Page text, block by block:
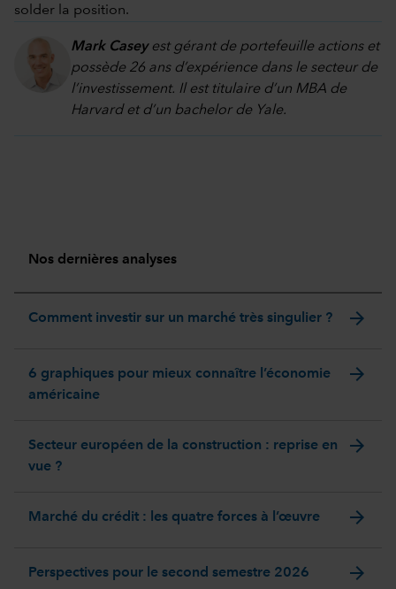
solder la position.
Mark Caseyest gérant de portefeuille actions et
possède 26 ans d’expérience dans le secteur de
l’investissement. Il est titulaire d’un MBA de
Harvard et d’un bachelor de Yale.
Nos dernières analyses
Comment investir sur un marché très singulier ? arrow_forward
6 graphiques pour mieux connaître l’économie
américaine
arrow_forward
Secteur européen de la construction : reprise en
vue ?
arrow_forward
Marché du crédit : les quatre forces à l’œuvre arrow_forward
Perspectives pour le second semestre 2026 arrow_forward